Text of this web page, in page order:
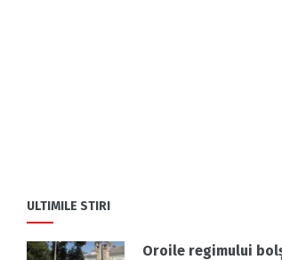
ULTIMILE STIRI
Oroile regimului